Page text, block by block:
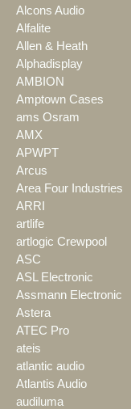
Alcons Audio
Alfalite
Allen & Heath
Alphadisplay
AMBION
Amptown Cases
ams Osram
AMX
APWPT
Arcus
Area Four Industries
ARRI
artlife
artlogic Crewpool
ASC
ASL Electronic
Assmann Electronic
Astera
ATEC Pro
ateis
atlantic audio
Atlantis Audio
audiluma